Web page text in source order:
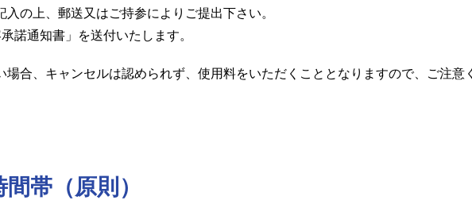
入の上、郵送又はご持参によりご提出下さい。
諾通知書」を送付いたします。
場合、キャンセルは認められず、使用料をいただくこととなりますので、ご注意
帯（原則）